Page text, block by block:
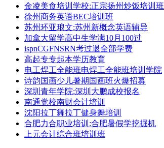
金凌美食培训学校:正宗扬州炒饭培训班
徐州商务英语BEC培训班
苏州环亚琅文:苏州新概念英语辅导
加拿大留学高中生学满10月100过
ispnCGFNSRN考过退全部学费
高起专专起本学历教育
电工焊工全能班电焊工全能班培训学院
诗韵国画少儿暑期国画班火爆招募
深圳青年学院:深圳大鹏成校报名
南通党校南财会计培训
沈阳拉丁舞拉丁健身舞培训
合肥力合职业培训:合肥暑假学挖掘机
上元会计综合班培训班